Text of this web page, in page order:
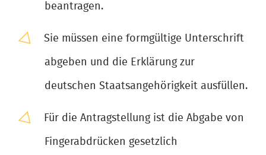
beantragen.
Sie müssen eine formgültige Unterschrift
abgeben und die Erklärung zur
deutschen Staatsangehörigkeit ausfüllen.
Für die Antragstellung ist die Abgabe von
Fingerabdrücken gesetzlich